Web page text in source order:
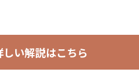
しい解説はこちら